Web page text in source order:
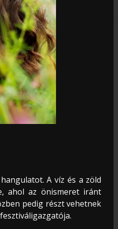
A víz és a zöld
ahol az önismeret iránt
pedig részt vehetnek